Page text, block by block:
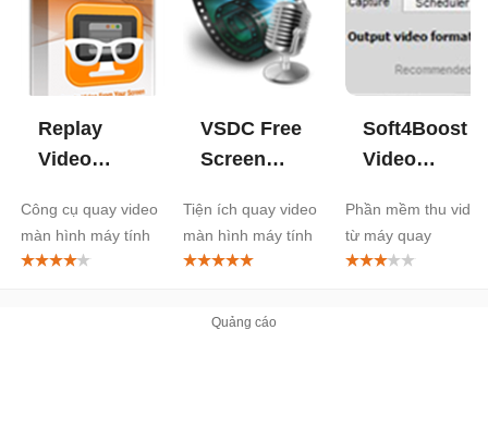
Replay
Video
Công cụ quay video
màn hình máy tính
VSDC Free
Screen
Tiện ích quay video
màn hình máy tính
Soft4Boost
Video
Phần mềm thu video
từ máy quay